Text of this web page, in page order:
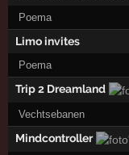
Poema
Limo invites
Poema
Trip 2 Dreamland
Vechtsebanen
Mindcontroller